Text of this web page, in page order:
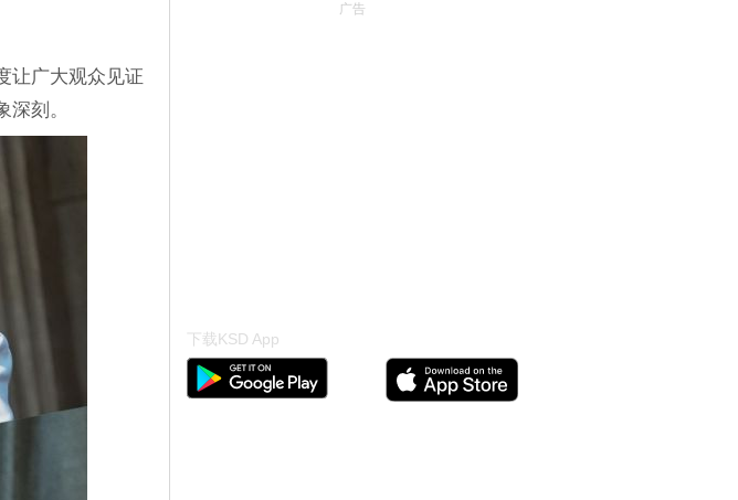
让广大观众见证
刻。
广告
下载KSD App